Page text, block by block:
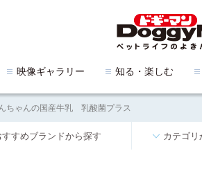
映像ギャラリー 知る・楽しむ
ちゃんの国産牛乳 乳酸菌プラス
すすめブランドから探す カテゴリ